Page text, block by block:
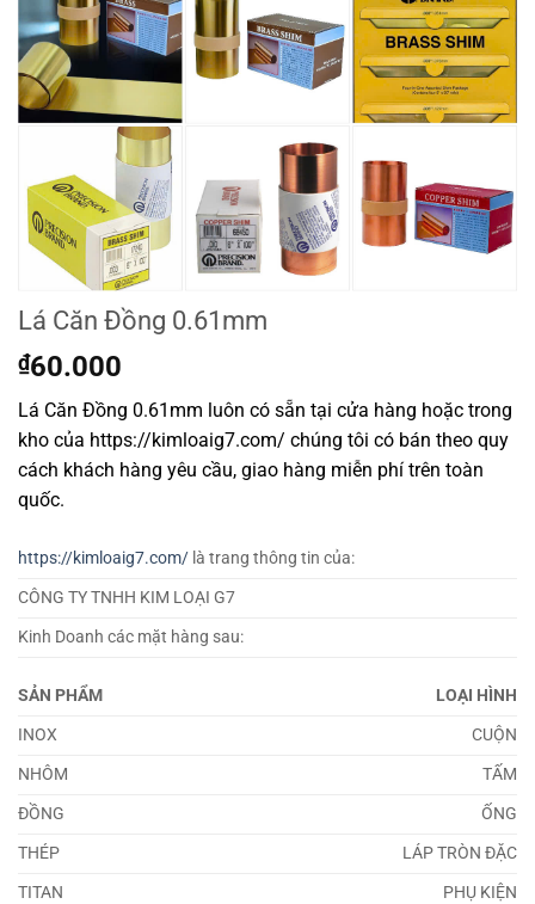
Lá Căn Đồng 0.61mm
₫60.000
Lá Căn Đồng 0.61mm luôn có sẵn tại cửa hàng hoặc trong
kho của https://kimloaig7.com/ chúng tôi có bán theo quy
cách khách hàng yêu cầu, giao hàng miễn phí trên toàn
quốc.
https://kimloaig7.com/ là trang thông tin của:
CÔNG TY TNHH KIM LOẠI G7
Kinh Doanh các mặt hàng sau:
SẢN PHẨM
LOẠI HÌNH
INOX
CUỘN
NHÔM
TẤM
ĐỒNG
ỐNG
THÉP
LÁP TRÒN ĐẶC
TITAN
PHỤ KIỆN